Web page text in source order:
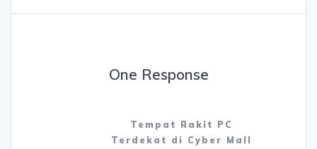
One Response
Tempat Rakit PC
Terdekat di Cyber Mall